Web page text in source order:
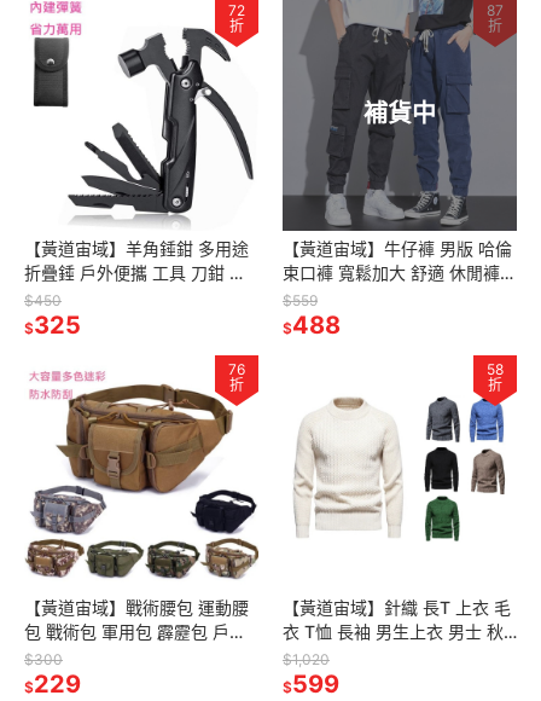
72
折
【黃道宙域】羊角錘鉗 多用途
折疊錘 戶外便攜 工具 刀鉗 多
功能 迷你羊角 錘子 工地用具
戶外用具 露營
$450
$325
補貨中
87
折
【黃道宙域】牛仔褲 男版 哈倫
束口褲 寬鬆加大 舒適 休閒褲
男生修身 縮口褲 工作褲 多口袋
$559
$488
76
折
【黃道宙域】戰術腰包 運動腰
包 戰術包 軍用包 霹靂包 戶外
腰包 防水 遠足釣魚 狩獵包 戶
外露營 運動 Molle
$300
$229
58
折
【黃道宙域】針織 長T 上衣 毛
衣 T恤 長袖 男生上衣 男士 秋
冬季 保暖 溫暖 百搭 純色 簡約
日韓 斯文
$1,020
$599